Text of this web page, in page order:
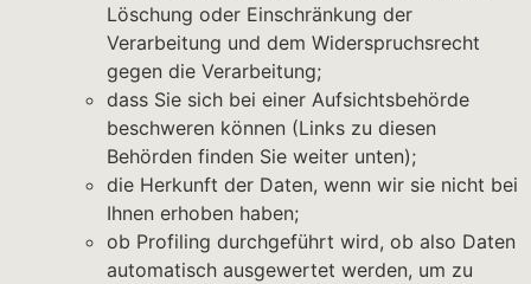
Löschung oder Einschränkung der
Verarbeitung und dem Widerspruchsrecht
gegen die Verarbeitung;
dass Sie sich bei einer Aufsichtsbehörde
beschweren können (Links zu diesen
Behörden finden Sie weiter unten);
die Herkunft der Daten, wenn wir sie nicht bei
Ihnen erhoben haben;
ob Profiling durchgeführt wird, ob also Daten
automatisch ausgewertet werden, um zu